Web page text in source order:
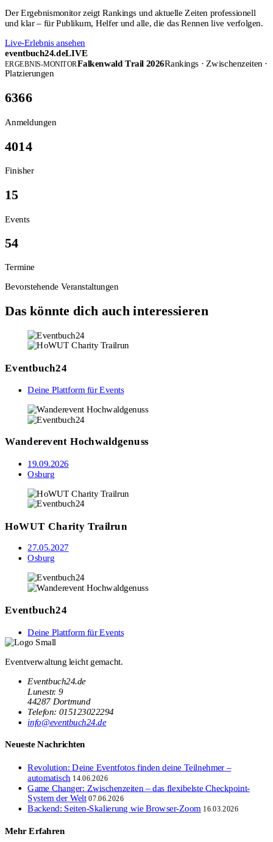
Der Ergebnismonitor zeigt Rankings und aktuelle Zeiten professionell
und klar – für Publikum, Helfer und alle, die das Rennen live verfolgen.
Live-Erlebnis ansehen
eventbuch24.deLIVE
ERGEBNIS-MONITORFalkenwald Trail 2026Rankings · Zwischenzeiten ·
Platzierungen
6366
Anmeldungen
4014
Finisher
15
Events
54
Termine
Bevorstehende Veranstaltungen
Das könnte dich auch interessieren
Eventbuch24
Deine Plattform für Events
Wanderevent Hochwaldgenuss
19.09.2026
Osburg
HoWUT Charity Trailrun
27.05.2027
Osburg
Eventbuch24
Deine Plattform für Events
Eventverwaltung leicht gemacht.
Eventbuch24.de
Lunestr. 9
44287 Dortmund
Telefon: 015123022294
info@eventbuch24.de
Neueste Nachrichten
Revolution: Deine Eventfotos finden deine Teilnehmer –
automatisch 14.06.2026
Game Changer: Zwischenzeiten – das flexibelste Checkpoint-
System der Welt 07.06.2026
Backend: Seiten-Skalierung wie Browser-Zoom 16.03.2026
Mehr Erfahren